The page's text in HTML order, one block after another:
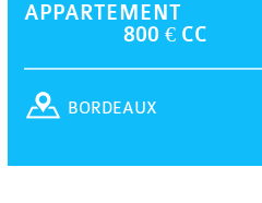
APPARTEMENT
800 € CC
BORDEAUX